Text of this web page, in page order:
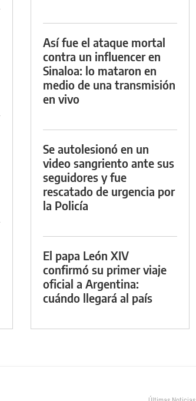
Así fue el ataque mortal
contra un influencer en
Sinaloa: lo mataron en
medio de una transmisión
en vivo
Se autolesionó en un
video sangriento ante sus
seguidores y fue
rescatado de urgencia por
la Policía
El papa León XIV
confirmó su primer viaje
oficial a Argentina:
cuándo llegará al país